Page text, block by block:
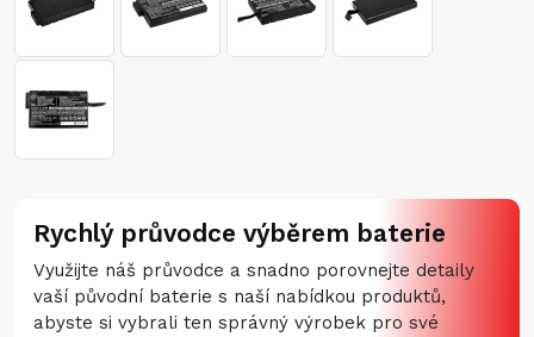
Rychlý průvodce výběrem baterie
Využijte náš průvodce a snadno porovnejte detaily
vaší původní baterie s naší nabídkou produktů,
abyste si vybrali ten správný výrobek pro své